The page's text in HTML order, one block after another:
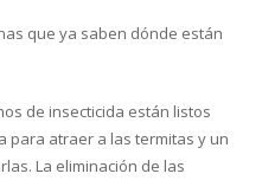
que ya saben dónde están
de insecticida están listos
para atraer a las termitas y un
La eliminación de las